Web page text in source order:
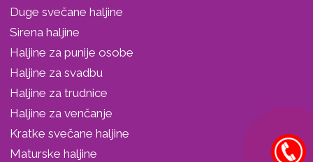
Duge svečane haljine
Sirena haljine
Haljine za punije osobe
Haljine za svadbu
Haljine za trudnice
Haljine za venčanje
Kratke svečane haljine
Maturske haljine